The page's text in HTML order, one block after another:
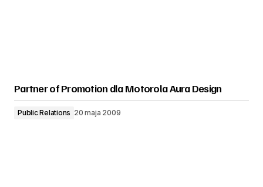
Partner of Promotion dla Motorola Aura Design
Public Relations 20 maja 2009